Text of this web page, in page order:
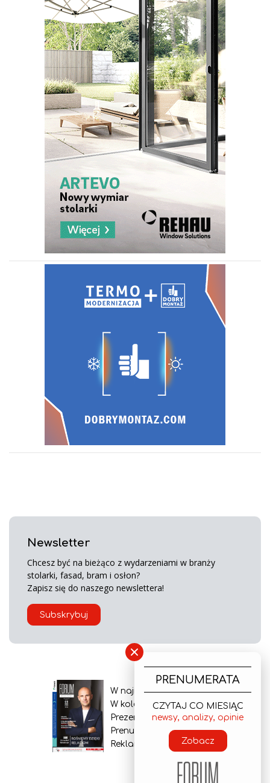
Newsletter
Chcesz być na bieżąco z wydarzeniami w branży
stolarki, fasad, bram i osłon?
Zapisz się do naszego newslettera!
Subskrybuj
W najnowszym wydaniu
W kolejnym numerze
Prezentacja gazety
Prenumerata
Reklama
×
PRENUMERATA
CZYTAJ CO MIESIĄC
newsy, analizy, opinie
Zobacz